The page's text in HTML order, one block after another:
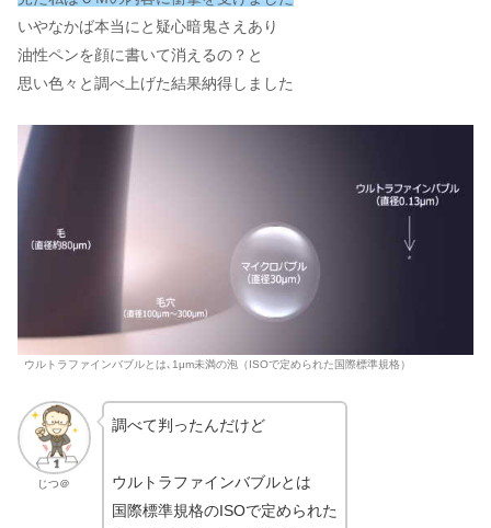
いやなかば本当にと疑心暗鬼さえあり
油性ペンを顔に書いて消えるの？と
思い色々と調べ上げた結果納得しました
ウルトラファインバブルとは､1μm未満の泡（ISOで定められた国際標準規格）
じつ＠
調べて判ったんだけど
ウルトラファインバブルとは
国際標準規格のISOで定められた